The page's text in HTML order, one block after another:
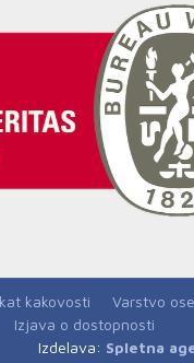
kakovosti
Varstvo
Izjava o dostopnosti
Izdelava: Spletna